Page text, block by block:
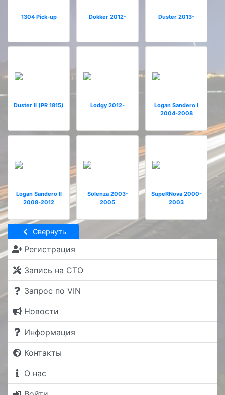
Свернуть
Регистрация
Запись на СТО
Запрос по VIN
Новости
Информация
Контакты
О нас
1304 Pick-up Dokker 2012- Duster 2013-
Duster II (PR 1815) Lodgy 2012-
Logan Sandero I
2004-2008
Logan Sandero II
2008-2012
Solenza 2003-
2005
SupeRNova 2000-
2003